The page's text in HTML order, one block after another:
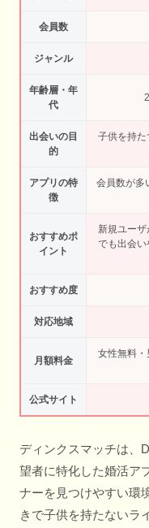
会員数
ジャンル
年齢層・年
代
出会いの目
的
子供を持
アプリの特
徴
会員数が多
おすすめポ
イント
新規ユー
でも出会
おすすめ度
対応地域
月額料金
女性無料
公式サイト
ディンクスマッチは、
望者に特化した婚活ア
ナーを見つけやすい環
きで子供を持たないラ